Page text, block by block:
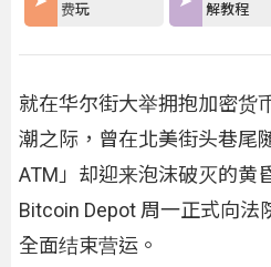
费玩
解教程
就在华尔街大举拥抱加密货
潮之际，曾在北美街头巷尾
ATM」却迎来泡沫破灭的黄
Bitcoin Depot 周一正式向法
全面结束营运。